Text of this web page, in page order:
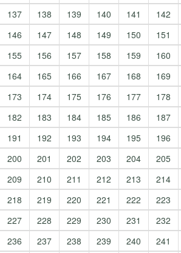
137
138 139 140 141 142
146
147 148 149 150 151
155
156 157 158 159 160
164
165 166 167 168 169
173
174 175 176 177 178
182
183 184 185 186 187
191
192 193 194 195 196
200
201 202 203 204 205
209
210 211 212 213 214
218
219 220 221 222 223
227
228 229 230 231 232
236
237 238 239 240 241